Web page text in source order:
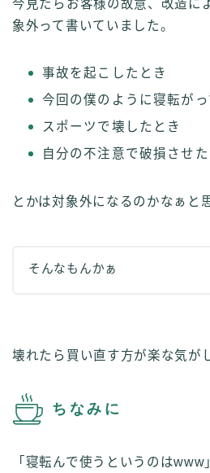
今見たらお客様の故意、改造に
象外って書いていました。
事故を起こしたとき
今回の僕のように寝転が
スポーツで壊したとき
自分の不注意で破損させた
とかは対象外になるのかなぁと
そんなもんかぁ
壊れたら買い直す方が楽な気が
ちなみに
「寝転んで使うというのは